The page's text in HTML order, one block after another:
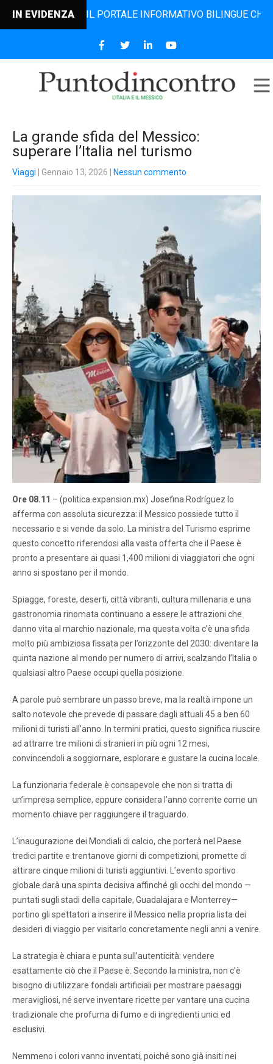
IN EVIDENZAIL PORTALE INFORMATIVO BILINGUE CHE
La grande sfida del Messico:
superare l’Italia nel turismo
Viaggi | Gennaio 13, 2026 Nessun commento
Ore 08.11 – (politica.expansion.mx) Josefina Rodríguez lo
afferma con assoluta sicurezza: il Messico possiede tutto il
necessario e si vende da solo. La ministra del Turismo esprime
questo concetto riferendosi alla vasta offerta che il Paese è
pronto a presentare ai quasi 1,400 milioni di viaggiatori che ogni
anno si spostano per il mondo.
Spiagge, foreste, deserti, città vibranti, cultura millenaria e una
gastronomia rinomata continuano a essere le attrazioni che
danno vita al marchio nazionale, ma questa volta c’è una sfida
molto più ambiziosa fissata per l’orizzonte del 2030: diventare la
quinta nazione al mondo per numero di arrivi, scalzando l’Italia o
qualsiasi altro Paese occupi quella posizione.
A parole può sembrare un passo breve, ma la realtà impone un
salto notevole che prevede di passare dagli attuali 45 a ben 60
milioni di turisti all’anno. In termini pratici, questo significa riuscire
ad attrarre tre milioni di stranieri in più ogni 12 mesi,
convincendoli a soggiornare, esplorare e gustare la cucina locale.
La funzionaria federale è consapevole che non si tratta di
un’impresa semplice, eppure considera l’anno corrente come un
momento chiave per raggiungere il traguardo.
L’inaugurazione dei Mondiali di calcio, che porterà nel Paese
tredici partite e trentanove giorni di competizioni, promette di
attirare cinque milioni di turisti aggiuntivi. L’evento sportivo
globale darà una spinta decisiva affinché gli occhi del mondo —
puntati sugli stadi della capitale, Guadalajara e Monterrey—
portino gli spettatori a inserire il Messico nella propria lista dei
desideri di viaggio per visitarlo concretamente negli anni a venire.
La strategia è chiara e punta sull’autenticità: vendere
esattamente ciò che il Paese è. Secondo la ministra, non c’è
bisogno di utilizzare fondali artificiali per mostrare paesaggi
meravigliosi, né serve inventare ricette per vantare una cucina
tradizionale che profuma di fumo e di ingredienti unici ed
esclusivi.
Nemmeno i colori vanno inventati, poiché sono già insiti nei